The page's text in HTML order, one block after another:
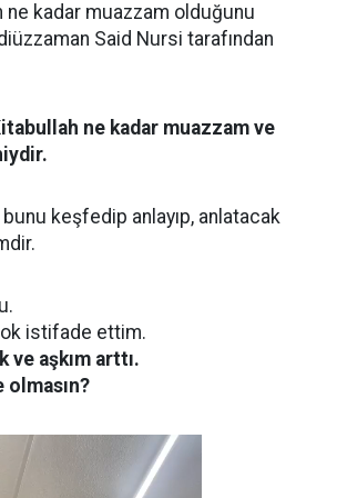
kadar muazzam olduğunu
Said Nursi tarafından
ne kadar muazzam ve
keşfedip anlayıp, anlatacak
istifade ettim.
ve aşkım arttı.